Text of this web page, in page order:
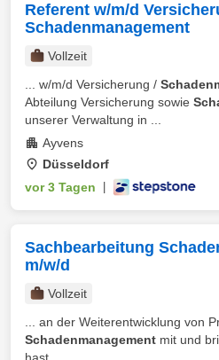
Referent w/m/d
Schadenmanagement
Vollzeit
... w/m/d Versicherung /
Abteilung Versicherung sowie
unserer Verwaltung in ...
Ayvens
Düsseldorf
vor 3 Tagen
Sachbearbeitung
m/w/d
Vollzeit
... an der Weiterentwicklung von
Schadenmanagement mit und